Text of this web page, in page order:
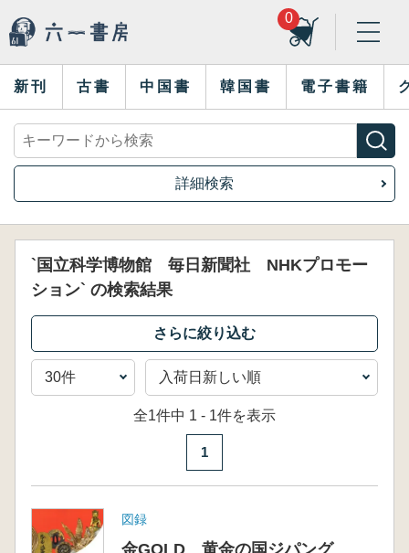
0
新刊 古書 中国書 韓国書 電子書籍
詳細検索
`国立科学博物館 毎日新聞社 NHKプロモー
ション` の検索結果
全1件中 1 - 1件を表示
1
図録
金GOLD 黄金の国ジパング